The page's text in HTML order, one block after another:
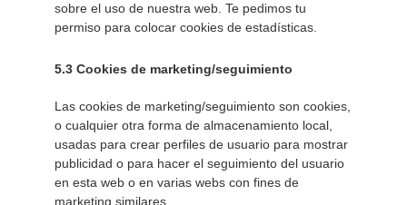
sobre el uso de nuestra web. Te pedimos tu
permiso para colocar cookies de estadísticas.
5.3 Cookies de marketing/seguimiento
Las cookies de marketing/seguimiento son cookies,
o cualquier otra forma de almacenamiento local,
usadas para crear perfiles de usuario para mostrar
publicidad o para hacer el seguimiento del usuario
en esta web o en varias webs con fines de
marketing similares.